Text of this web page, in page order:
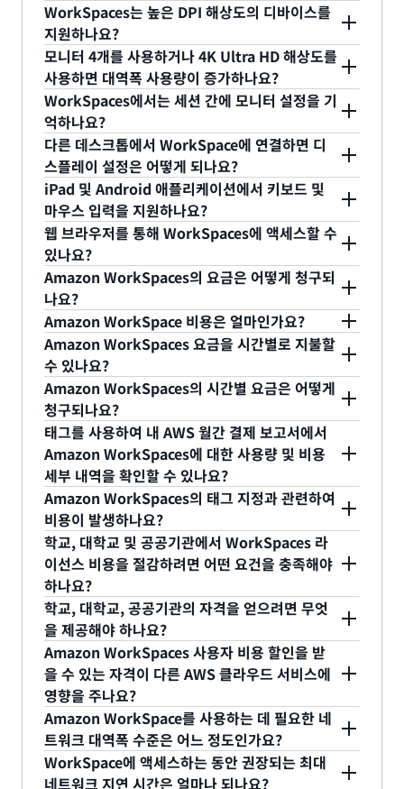
트의 Universal 2nd Factor(U2F) 인증을 위해 로컬
로 연결된 YubiKey의 세션 내 USB 리디렉션을 지원
합니다.
Audio-in은 모든 새로운 WorkSpaces에 대해 활성
화됩니다. Windows 구동 WorkSpaces의 경우,
WorkSpaces Audio-in 기능을 활성화하려면
WorkSpaces 내에 로컬 로그온 액세스 권한이 필요
합니다. WorkSpaces에서 사용자 로컬 로그온을 제
한하는 그룹 정책이 있는 경우, AWS에서 이를 탐지
하여 WorkSpaces에 Audio-in 업데이트를 적용하
지 않습니다. 그룹 정책을 삭제하면, 이후에 다시 부
팅할 때 오디오 입력 기능이 활성화됩니다.
WorkSpaces는 높은 DPI 해상도의 디바이스를
지원하나요?
예. Amazon WorkSpaces 데스크톱 클라이언트 애
플리케이션은 로컬 디바이스의 DPI 설정에 맞춰 세션
내 디스플레이를 자동으로 조정합니다.
모니터 4개를 사용하거나 4K Ultra HD 해상도를
사용하면 대역폭 사용량이 증가하나요?
예. WorkSpaces의 대역폭 요구 사항은 여러 요인에
따라 달라집니다.
스트리밍해야 하는 화면 수.
각 화면에서 발생하는 픽셀 변화량.
사용 중인 각 모니터의 해상도.
WorkSpaces에서는 세션 간에 모니터 설정을 기
억하나요?
전체 화면 모드 설정은 유지됩니다. 전체 화면 모드에
서 WorkSpaces 세션을 종료하면, 다음에 전체 화면
모드로 로그인할 수 있습니다. 하지만 디스플레이 구
성은 저장되지 않습니다. 사용자가 WorkSpaces 세
션을 시작할 때마다, 클라이언트 애플리케이션이 최
적의 디스플레이 환경을 제공하기 위해 로컬 설정 구
성에서 사용하는 EDID를 추출하여 WorkSpaces 호
스트로 전송합니다.
다른 데스크톱에서 WorkSpace에 연결하면 디
스플레이 설정은 어떻게 되나요?
다른 데스크톱 컴퓨터에서 연결하면, 해당 컴퓨터의
디스플레이 설정이 우선하여 최적의 디스플레이 환경
을 제공합니다.
iPad 및 Android 애플리케이션에서 키보드 및
마우스 입력을 지원하나요?
Android 클라이언트는 키보드와 마우스 입력 기능을
모두 지원합니다. iPad 클라이언트는 키보드 및
Bluetooth 마우스 입력을 지원합니다. 대부분의 유
명 키보드 및 마우스 디바이스가 정상적으로 작동하
리라 예상하지만 호환되지 않는 디바이스가 있을 수
있습니다. 특정 디바이스에 대한 지원에 관심이 있는
경우AWS re:Post
웹 브라우저를 통해 WorkSpaces에 액세스할 수
있나요?
예. WorkSpaces Web Access에서는 PCoIP
WorkSpaces를 사용하는 Chrome 또는 Firefox 웹
브라우저와 DCV WorkSpaces를 사용하는 모든
Chromium 기반 웹 브라우저를 통해 Windows 구
동 WorkSpace에 로그인할 수 있습니다. 소프트웨어
를 설치할 필요가 없으며, 퍼블릭 인터넷에 액세스할
수 있는 네트워크라면 어디에서나 연결할 수 있습니
다. 시작하려면 WorkSpaces 관리자가 AWS
Console의 WorkSpaces 디렉터리 세부 정보 - 액세
스 제어 옵션 섹션에서 Web Access를 활성화해야 합
니다. 이 단계가 완료되면, 지원되는 브라우저를 사용
하여Amazon WorkSpaces Web Access 페이지
이동한 후 WorkSpaces 등록 코드를 입력하고 사용
자 이름과 암호를 사용해 WorkSpace에 로그인하기
만 하면 브라우저를 통해 WorkSpace에 액세스할 수
있습니다.
자세한 내용은설명서에서 Web Access를 참조하세
요.
Amazon WorkSpaces의 요금은 어떻게 청구되
나요?
WorkSpaces의 요금을 시간별 또는 월별로 지불할
수 있습니다. 시작한 WorkSpaces에 대한 비용만 지
불하며 선결제 금액이나 장기 약정은 없습니다.
WorkSpaces의 사용 요금에는 인프라(컴퓨팅, 스토
리지, 데스크톱 환경을 사용자에게 스트리밍하는 데
필요한 대역폭) 사용 요금과 번들에 포함된 소프트웨
어 애플리케이션 사용 요금이 모두 포함됩니다.
Amazon WorkSpace 비용은 얼마인가요?
최신 정보는요금 페이지를 참조하세요.
Amazon WorkSpaces 요금을 시간별로 지불할
수 있나요?
예. Amazon WorkSpaces 요금을 시간별로 지불할
수 있습니다. Amazon WorkSpaces가 제공되는 모
든 AWS 리전과 모든 WorkSpaces 번들에서 시간별
요금을 선택할 수 있습니다.
Amazon WorkSpaces의 시간별 요금은 어떻게
청구되나요?
시간별 요금은 시간당 사용 요금과 고정 인프라 비용
에 대한 저렴한 월별 요금이라는 두 가지 구성 요소로
이루어져 있습니다.
태그를 사용하여 내 AWS 월간 결제 보고서에서
Amazon WorkSpaces에 대한 사용량 및 비용
세부 내역을 확인할 수 있나요?
예. 월간 비용 할당 보고서에 표시할 태그를 설정하면
AWS 월간 결제 보고서에 해당 태그도 포함될 것입니
다. 따라서 필요에 따라 비용을 손쉽게 추적할 수 있
습니다. 이를 위해서는 먼저WorkSpaces 태깅웹 페
이지에 설명된 단계에 따라 Amazon WorkSpaces
에 태그를 할당합니다. 그런 다음,월간 비용 할당 보
고서 설정웹 페이지에 설명된 단계에 따라 비용 할당
보고서에 포함할 태그 키를 선택합니다.
Amazon WorkSpaces의 태그 지정과 관련하여
비용이 발생하나요?
Amazon WorkSpaces에서 태그를 사용할 때 추가
비용은 들지 않습니다.
학교, 대학교 및 공공기관에서 WorkSpaces 라
이선스 비용을 절감하려면 어떤 요건을 충족해야
하나요?
학교, 대학교, 공공기관은 WorkSpaces 라이선스 비
용을 할인받을 수 있습니다. 자격 요건은
라이선스 문서를 참조하세요. 자격 요건에 해당된다
고 생각하는 경우 여기AWS 지원 센터에서 사례를
개설하세요. 관련 주제, 서비스, 범주를 선택하고 필
요한 정보를 입력하세요. 정보를 검토한 후 비용 및
요금 할인 논의를 위해 연락드리겠습니다.
학교, 대학교, 공공기관의 자격을 얻으려면 무엇
을 제공해야 하나요?
AWS에 소속 기관의 법적 전체 이름, 주사무소 주소
및 공식 웹사이트 URL을 제공해야 합니다. AWS에서
이 정보를 사용해 자격 요건을 충족한 교육 기관에
WorkSpaces 사용자 비용 할인받을 수 있는 자격을
부여합니다. Microsoft 소프트웨어의 사용은
Microsoft 약관의 적용을 받습니다. Microsoft 라이
Amazon WorkSpaces 사용자 비용 할인을 받
을 수 있는 자격이 다른 AWS 클라우드 서비스에
영향을 주나요?
아니요. 귀하의 사용자 비용은 Amazon
WorkSpaces에만 적용되며 다른 AWS 클라우드 서
비스 또는 귀하가 보유한 라이선스에 영향을 미치지
않습니다.
Amazon WorkSpace를 사용하는 데 필요한 네
트워크 대역폭 수준은 어느 정도인가요?
WorkSpace를 사용하기 위해 필요한 대역폭은
WorkSpace에서 수행하는 작업에 따라 달라집니다.
WorkSpace에 액세스하는 동안 권장되는 최대
네트워크 지연 시간은 얼마나 되나요?